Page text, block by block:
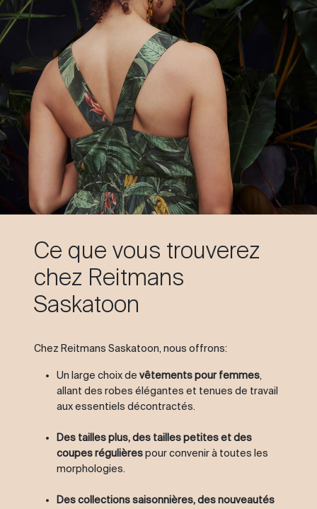
Ce que vous trouverez
chez Reitmans
Saskatoon
Chez Reitmans Saskatoon, nous offrons:
Un large choix de vêtements pour femmes,
allant des robes élégantes et tenues de travail
aux essentiels décontractés.
Des tailles plus, des tailles petites et des
coupes régulièrespour convenir à toutes les
morphologies.
Des collections saisonnières, des nouveautés